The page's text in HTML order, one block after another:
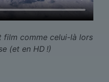
film comme celui-là lors
(et en HD !)